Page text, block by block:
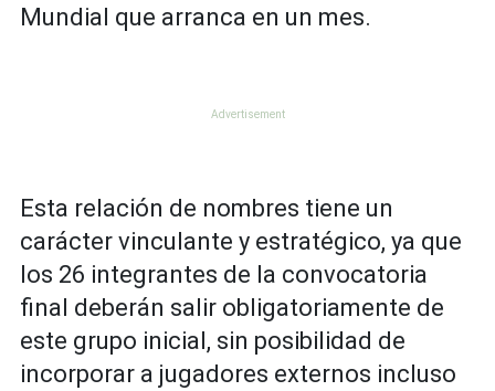
Mundial que arranca en un mes.
Esta relación de nombres tiene un
carácter vinculante y estratégico, ya que
los 26 integrantes de la convocatoria
final deberán salir obligatoriamente de
este grupo inicial, sin posibilidad de
incorporar a jugadores externos incluso